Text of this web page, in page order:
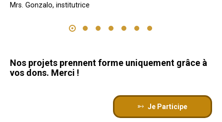
Mrs. Gonzalo, institutrice
Nos projets prennent forme uniquement grâce à
vos dons. Merci !
Je Participe